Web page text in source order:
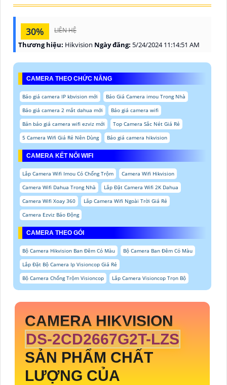
30% LIÊN HỆ
Thương hiệu: Hikvision Ngày đăng: 5/24/2024 11:14:51 AM
CAMERA THEO CHỨC NĂNG
Báo giá camera IP kbvision mới
Báo Giá Camera imou Trong Nhà
Báo giá camera 2 mắt dahua mới
Báo giá camera wifi
Bản báo giá camera wifi ezviz mới
Top Camera Sắc Nét Giá Rẻ
5 Camera Wifi Giá Rẻ Nên Dùng
Báo giá camera hikvision
CAMERA KẾT NỐI WIFI
Lắp Camera Wifi Imou Có Chống Trộm
Camera Wifi Hikvision
Camera Wifi Dahua Trong Nhà
Lắp Đặt Camera Wifi 2K Dahua
Camera Wifi Xoay 360
Lắp Camera Wifi Ngoài Trời Giá Rẻ
Camera Ezviz Báo Động
CAMERA THEO GÓI
Bộ Camera Hikvision Ban Đêm Có Màu
Bộ Camera Ban Đêm Có Màu
Lắp Đặt Bộ Camera Ip Visioncop Giá Rẻ
Bộ Camera Chống Trộm Visioncop
Lắp Camera Visioncop Trọn Bộ
CAMERA HIKVISION
DS-2CD2667G2T-LZS
SẢN PHẨM CHẤT
LƯỢNG CỦA